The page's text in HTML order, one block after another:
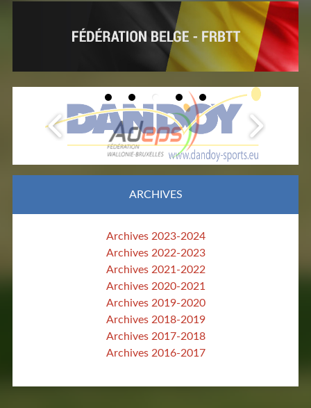
ARCHIVES
Archives 2023-2024
Archives 2022-2023
Archives 2021-2022
Archives 2020-2021
Archives 2019-2020
Archives 2018-2019
Archives 2017-2018
Archives 2016-2017